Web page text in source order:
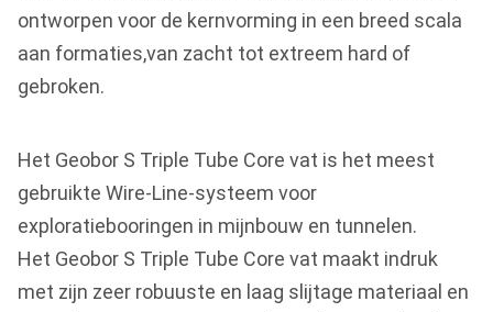
ontworpen voor de kernvorming in een breed scala
aan formaties,van zacht tot extreem hard of
gebroken.
Het Geobor S Triple Tube Core vat is het meest
gebruikte Wire-Line-systeem voor
exploratiebooringen in mijnbouw en tunnelen.
Het Geobor S Triple Tube Core vat maakt indruk
met zijn zeer robuuste en laag slijtage materiaal en